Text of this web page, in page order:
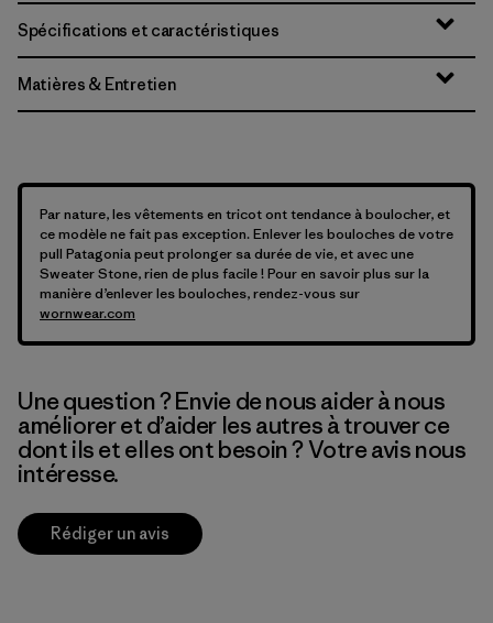
Spécifications et caractéristiques
Matières & Entretien
Par nature, les vêtements en tricot ont tendance à boulocher, et
ce modèle ne fait pas exception. Enlever les bouloches de votre
pull Patagonia peut prolonger sa durée de vie, et avec une
Sweater Stone, rien de plus facile ! Pour en savoir plus sur la
manière d’enlever les bouloches, rendez-vous sur
wornwear.com
Une question ? Envie de nous aider à nous
améliorer et d’aider les autres à trouver ce
dont ils et elles ont besoin ? Votre avis nous
intéresse.
Rédiger un avis